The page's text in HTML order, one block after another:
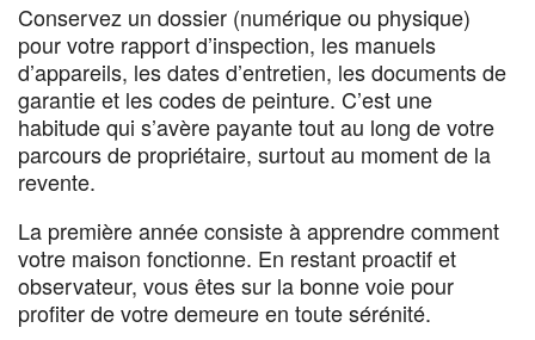
Conservez un dossier (numérique ou physique)
pour votre rapport d’inspection, les manuels
d’appareils, les dates d’entretien, les documents de
garantie et les codes de peinture. C’est une
habitude qui s’avère payante tout au long de votre
parcours de propriétaire, surtout au moment de la
revente.
La première année consiste à apprendre comment
votre maison fonctionne. En restant proactif et
observateur, vous êtes sur la bonne voie pour
profiter de votre demeure en toute sérénité.